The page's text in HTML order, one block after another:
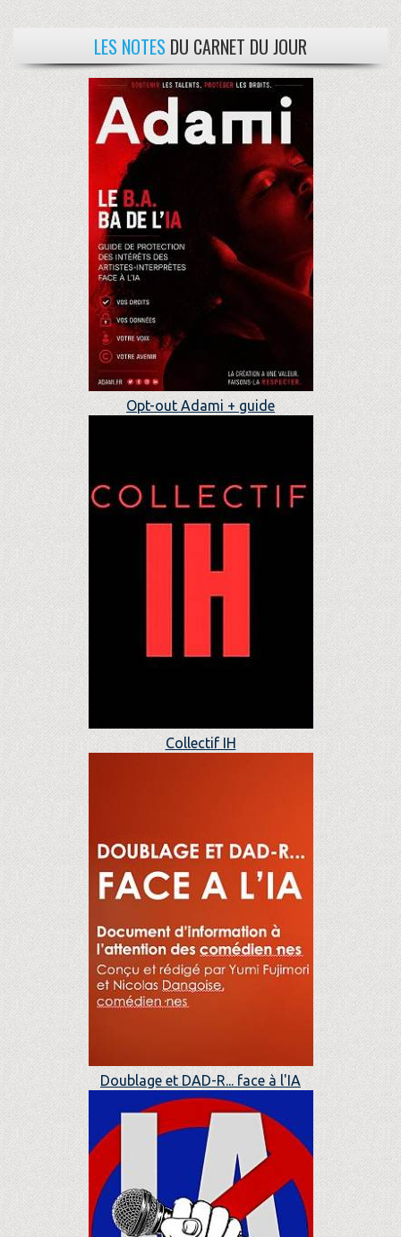
LES NOTES DU CARNET DU JOUR
Opt-out Adami + guide
Collectif IH
Doublage et DAD-R... face à l'IA